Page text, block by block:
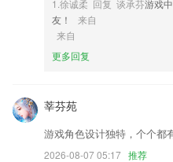
6,放大眼睛， 瘦脸，贴纸
五福彩票旧版安卓版软件
2.○软酷网以互联网思维重塑传统IT
内容传播给广大学习者，并以个性
1.徐诚柔 回复 谈承芬游戏
友！
来自
来自
更多回复
莘芬苑
游戏角色设计独特，个个都
2026-08-07 05:17 推荐